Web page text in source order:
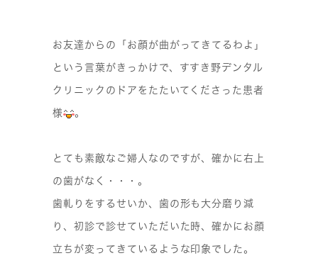
お友達からの「お顔が曲がってきてるわよ」
という言葉がきっかけで、すすき野デンタル
クリニックのドアをたたいてくださった患者
様 。
とても素敵なご婦人なのですが、確かに右上
の歯がなく・・・。
歯軋りをするせいか、歯の形も大分磨り減
り、初診で診せていただいた時、確かにお顔
立ちが変ってきているような印象でした。